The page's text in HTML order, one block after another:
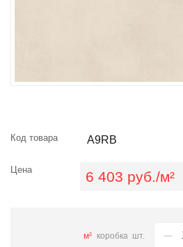
Код товара A9RB
Цена 6 403 руб./м²
м² коробка шт.